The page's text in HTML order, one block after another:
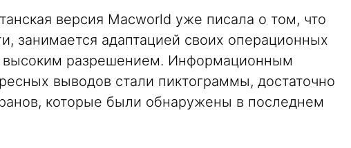
версия Macworld уже писала о том, что
занимается адаптацией своих операционных
высоким разрешением. Информационным
выводов стали пиктограммы, достаточно
которые были обнаружены в последнем